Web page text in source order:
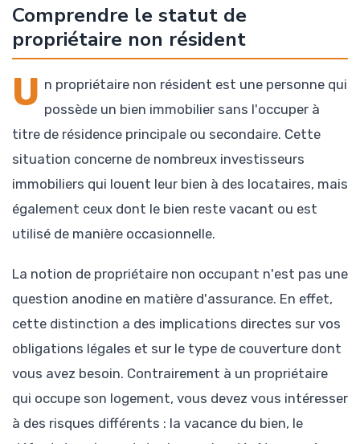
Comprendre le statut de
propriétaire non résident
U n propriétaire non résident est une personne qui
possède un bien immobilier sans l'occuper à
titre de résidence principale ou secondaire. Cette
situation concerne de nombreux investisseurs
immobiliers qui louent leur bien à des locataires, mais
également ceux dont le bien reste vacant ou est
utilisé de manière occasionnelle.
La notion de propriétaire non occupant n'est pas une
question anodine en matière d'assurance. En effet,
cette distinction a des implications directes sur vos
obligations légales et sur le type de couverture dont
vous avez besoin. Contrairement à un propriétaire
qui occupe son logement, vous devez vous intéresser
à des risques différents : la vacance du bien, le